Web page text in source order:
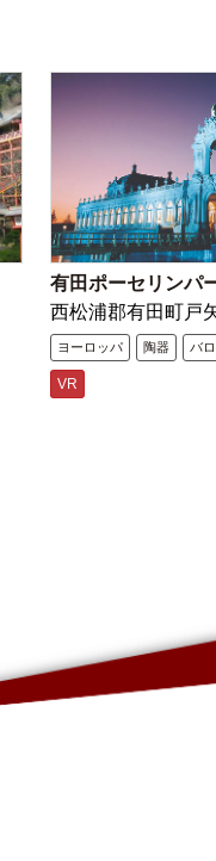
有田ポーセリンパ
西松浦郡有田町戸
ヨーロッパ 陶器 バ
VR